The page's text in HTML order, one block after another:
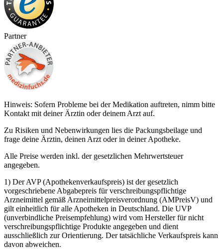
Partner
Hinweis: Sofern Probleme bei der Medikation auftreten, nimm bitte
Kontakt mit deiner Ärztin oder deinem Arzt auf.
Zu Risiken und Nebenwirkungen lies die Packungsbeilage und
frage deine Ärztin, deinen Arzt oder in deiner Apotheke.
Alle Preise werden inkl. der gesetzlichen Mehrwertsteuer
angegeben.
1) Der AVP (Apothekenverkaufspreis) ist der gesetzlich
vorgeschriebene Abgabepreis für verschreibungspflichtige
Arzneimittel gemäß Arzneimittelpreisverordnung (AMPreisV) und
gilt einheitlich für alle Apotheken in Deutschland. Die UVP
(unverbindliche Preisempfehlung) wird vom Hersteller für nicht
verschreibungspflichtige Produkte angegeben und dient
ausschließlich zur Orientierung. Der tatsächliche Verkaufspreis kann
davon abweichen.